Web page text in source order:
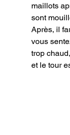
maillots
sont
Après, il
vous
trop
et le tour